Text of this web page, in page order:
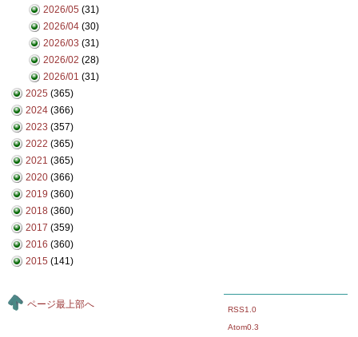
2026/05 (31)
2026/04 (30)
2026/03 (31)
2026/02 (28)
2026/01 (31)
2025 (365)
2024 (366)
2023 (357)
2022 (365)
2021 (365)
2020 (366)
2019 (360)
2018 (360)
2017 (359)
2016 (360)
2015 (141)
RSS1.0
Atom0.3
ページ最上部へ